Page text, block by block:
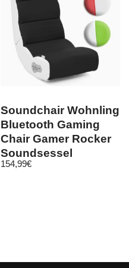
Soundchair Wohnling
Bluetooth Gaming
Chair Gamer Rocker
Soundsessel
Musiksessel
154,99€